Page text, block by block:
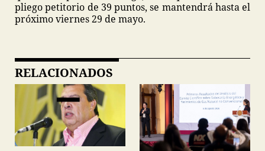
pliego petitorio de 39 puntos, se mantendrá hasta el
próximo viernes 29 de mayo.
RELACIONADOS